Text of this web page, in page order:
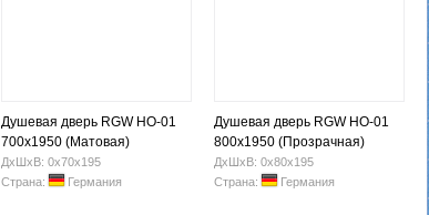
Душевая дверь RGW HO-01
700x1950 (Матовая)
ДхШхВ: 0х70х195
Страна:
Германия
Душевая дверь RGW HO-01
800x1950 (Прозрачная)
ДхШхВ: 0х80х195
Страна:
Германия